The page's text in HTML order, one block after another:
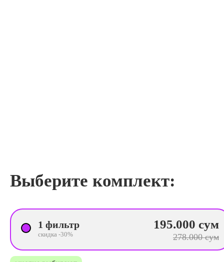
Выберите комплект:
1 фильтр
скидка -30%
195.000 сум
278.000 сум